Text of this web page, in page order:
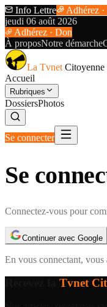
Info Lettre
Adhérez
jeudi 06 août 2026
Adhérez · Don
À proposNotre démarche
La Tvnet Citoyenne
Accueil
Rubriques
DossiersPhotos
Se connecter
Se
Connectez-vous pour
Continuer avec Google
En vous connectant, vous
Tvnet